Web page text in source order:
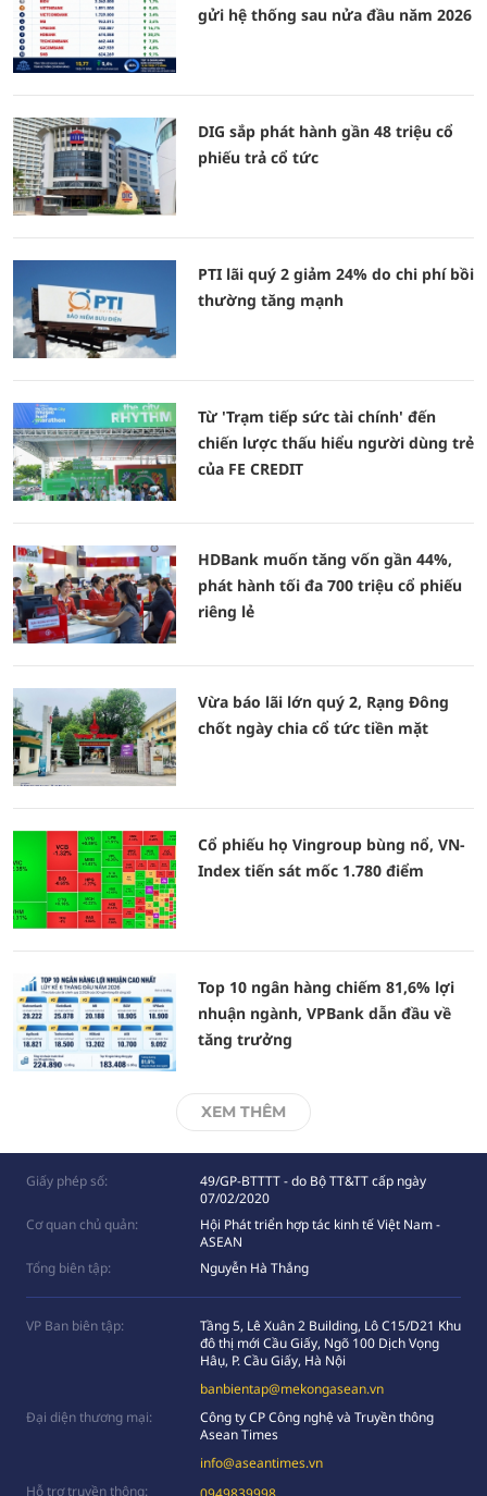
gửi hệ thống sau nửa đầu năm 2026
DIG sắp phát hành gần 48 triệu cổ
phiếu trả cổ tức
PTI lãi quý 2 giảm 24% do chi phí bồi
thường tăng mạnh
Từ 'Trạm tiếp sức tài chính' đến
chiến lược thấu hiểu người dùng trẻ
của FE CREDIT
HDBank muốn tăng vốn gần 44%,
phát hành tối đa 700 triệu cổ phiếu
riêng lẻ
Vừa báo lãi lớn quý 2, Rạng Đông
chốt ngày chia cổ tức tiền mặt
Cổ phiếu họ Vingroup bùng nổ, VN-
Index tiến sát mốc 1.780 điểm
Top 10 ngân hàng chiếm 81,6% lợi
nhuận ngành, VPBank dẫn đầu về
tăng trưởng
XEM THÊM
Giấy phép số:
49/GP-BTTTT - do Bộ TT&TT cấp ngày
07/02/2020
Cơ quan chủ quản:
Hội Phát triển hợp tác kinh tế Việt Nam -
ASEAN
Tổng biên tập:
Nguyễn Hà Thắng
VP Ban biên tập:
Tầng 5, Lê Xuân 2 Building, Lô C15/D21 Khu
đô thị mới Cầu Giấy, Ngõ 100 Dịch Vọng
Hâụ, P. Cầu Giấy, Hà Nội
banbientap@mekongasean.vn
Đại diện thương mại:
Công ty CP Công nghệ và Truyền thông
Asean Times
info@aseantimes.vn
Hỗ trợ truyền thông: